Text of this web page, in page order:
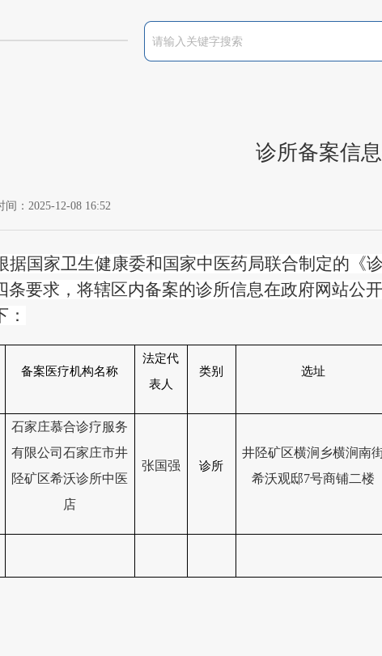
诊所备案信
间：2025-12-08 16:52
据国家卫生健康委和国家中医药局联合制定的《
条要求，将辖区内备案的诊所信息在政府网站公
备案医疗机构名称
法定代
表人
类别 选址
石家庄慕合诊疗服务
有限公司石家庄市井
陉矿区希沃诊所中医
店
张国强 诊所
井陉矿区横涧乡横涧南
希沃观邸7号商铺二楼